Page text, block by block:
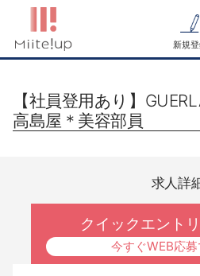
テ
新規
【社員登用あり】
高島屋＊美容部員
求人詳
クイックエント
今すぐWEB応